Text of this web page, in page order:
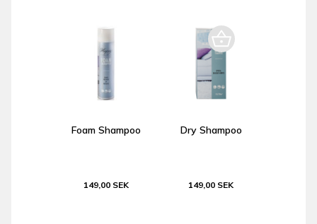
Foam Shampoo
149,00 SEK
Dry Shampoo
149,00 SEK